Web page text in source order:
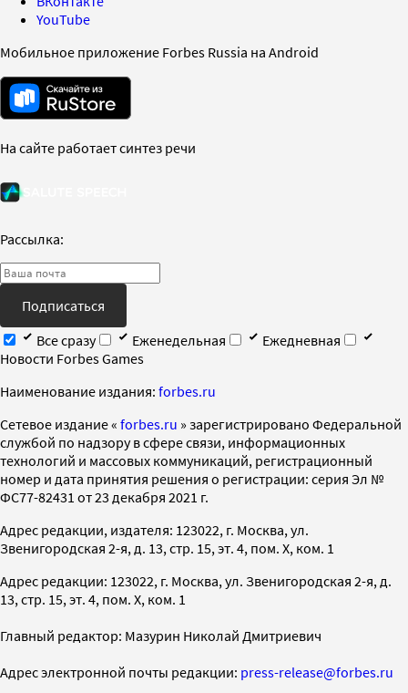
YouTube
Мобильное приложение Forbes Russia на Android
На сайте работает синтез речи
Рассылка:
Подписаться
Все сразу
Еженедельная
Ежедневная
Новости Forbes Games
Наименование издания: forbes.ru
Cетевое издание « forbes.ru » зарегистрировано Федеральной
службой по надзору в сфере связи, информационных
технологий и массовых коммуникаций, регистрационный
номер и дата принятия решения о регистрации: серия Эл №
ФС77-82431 от 23 декабря 2021 г.
Адрес редакции, издателя: 123022, г. Москва, ул.
Звенигородская 2-я, д. 13, стр. 15, эт. 4, пом. X, ком. 1
Адрес редакции: 123022, г. Москва, ул. Звенигородская 2-я, д.
13, стр. 15, эт. 4, пом. X, ком. 1
Главный редактор: Мазурин Николай Дмитриевич
Адрес электронной почты редакции: press-release@forbes.ru